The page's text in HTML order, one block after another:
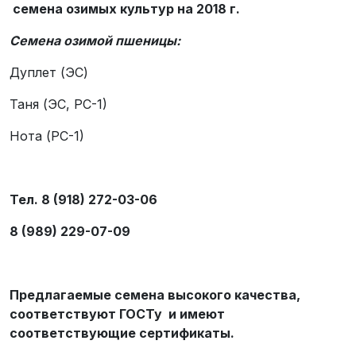
семена озимых культур на 2018 г.
Семена озимой пшеницы:
Дуплет (ЭС)
Таня (ЭС, РС-1)
Нота (РС-1)
Тел. 8 (918) 272-03-06
8 (989) 229-07-09
Предлагаемые семена высокого качества,
соответствуют ГОСТу и имеют
соответствующие сертификаты.